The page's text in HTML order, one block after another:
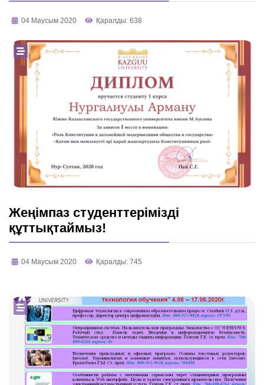
04 Маусым 2020 Қаралды: 638
Жеңімпаз студенттерімізді
құттықтаймыз!
04 Маусым 2020 Қаралды: 745